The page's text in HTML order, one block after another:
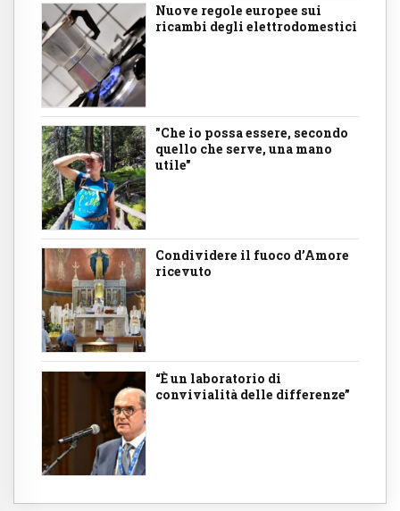
Nuove regole europee sui
ricambi degli elettrodomestici
"Che io possa essere, secondo
quello che serve, una mano
utile"
Condividere il fuoco d’Amore
ricevuto
“È un laboratorio di
convivialità delle differenze”